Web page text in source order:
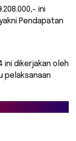
ini
Pendapatan
ini dikerjakan oleh
pelaksanaan